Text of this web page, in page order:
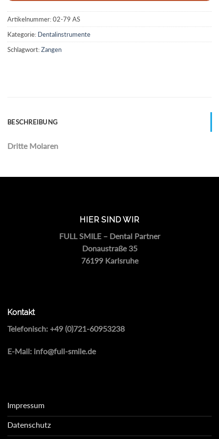
Artikelnummer:02-79 AS
Kategorie: Dentalinstrumente
Schlagwort:Zangen
BESCHREIBUNG
Dritte Molaren
HIER SIND WIR
FULL SMILE – Dental Partner
Donaustraße 35
76199 Karlsruhe
Kontakt
Telefonisch: +49 (0)721-60953238
E-Mail: info@full-smile.de
Impressum
Datenschutz